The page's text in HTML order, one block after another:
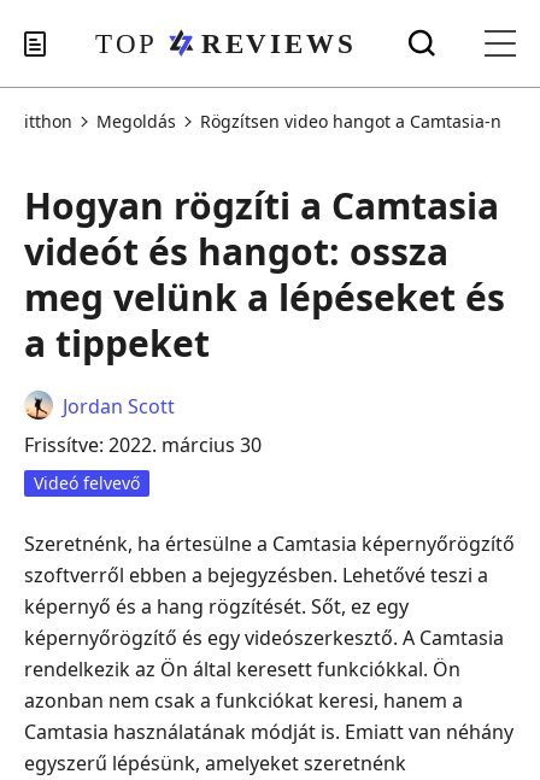
itthon Megoldás Rögzítsen video hangot a Camtasia-n
Hogyan rögzíti a Camtasia
videót és hangot: ossza
meg velünk a lépéseket és
a tippeket
Jordan Scott
Frissítve: 2022. március 30
Videó felvevő
Szeretnénk, ha értesülne a Camtasia képernyőrögzítő
szoftverről ebben a bejegyzésben. Lehetővé teszi a
képernyő és a hang rögzítését. Sőt, ez egy
képernyőrögzítő és egy videószerkesztő. A Camtasia
rendelkezik az Ön által keresett funkciókkal. Ön
azonban nem csak a funkciókat keresi, hanem a
Camtasia használatának módját is. Emiatt van néhány
egyszerű lépésünk, amelyeket szeretnénk